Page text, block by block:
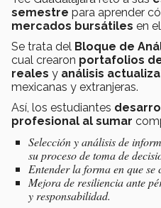
semestre para aprender
mercados bursátiles en el
Se trata del Bloque de
cual crearon portafolios
reales y análisis
mexicanas y extranjeras.
Así, los estudiantes
profesional al sumar
Selección y análisis de
su proceso de toma de
Entender la forma en que
Mejora de resiliencia ante
y responsabilidad.